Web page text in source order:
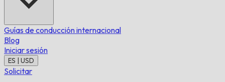
Guías de conducción internacional
Blog
Iniciar sesión
ES | USD
Solicitar